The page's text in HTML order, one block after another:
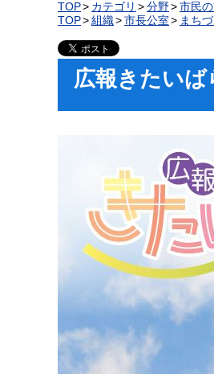
TOP
カテゴリ 分野 市民
TOP
組織 市長公室 まち
広報きたいば